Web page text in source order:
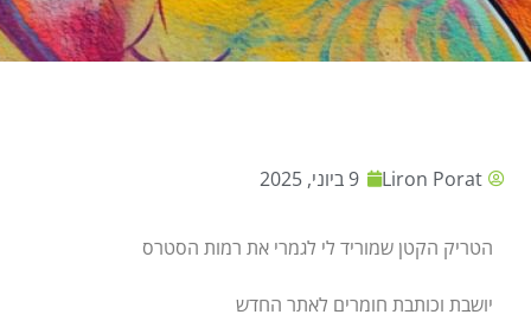
Liron Porat 9 ביוני, 2025
הטריק הקטן שמוריד לי לגמרי את רמות הסטרס
יושבת וכותבת חומרים לאתר החדש